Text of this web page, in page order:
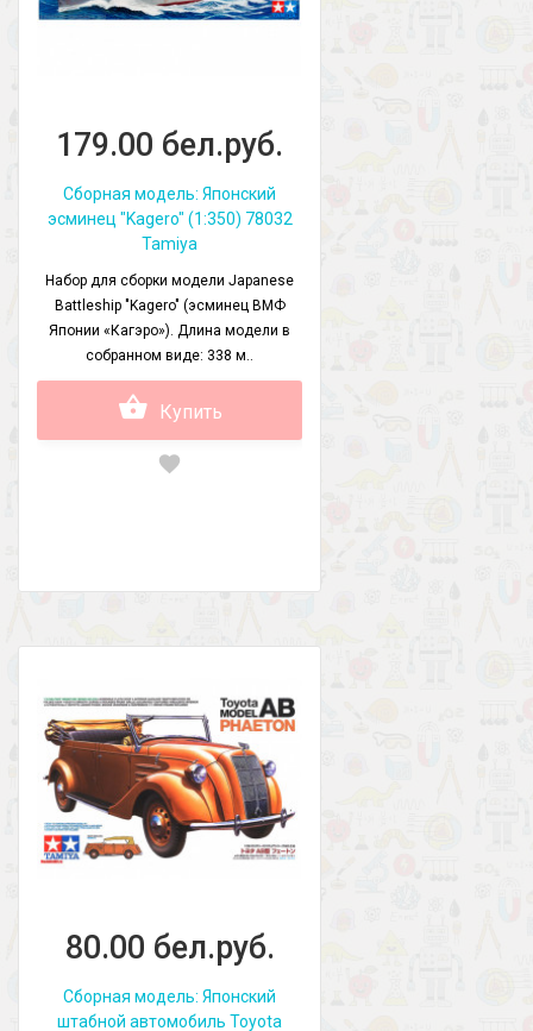
179.00 бел.руб.
Сборная модель: Японский
эсминец "Kagero" (1:350) 78032
Tamiya
Набор для сборки модели Japanese
Battleship "Kagero" (эсминец ВМФ
Японии «Кагэро»). Длина модели в
собранном виде: 338 м..
Купить
80.00 бел.руб.
Сборная модель: Японский
штабной автомобиль Toyota